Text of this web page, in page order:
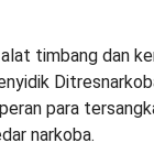
timbang dan
para
narkoba.